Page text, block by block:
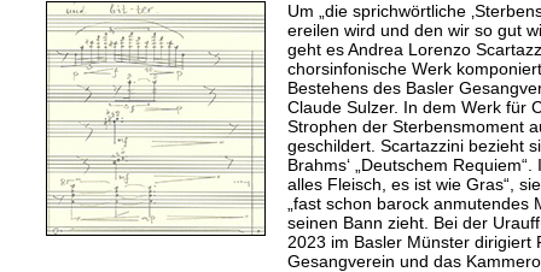
Um „die sprichwörtliche
ereilen wird und den wir so gut
geht es Andrea Lorenzo
chorsinfonische Werk
Bestehens des Basler
Claude Sulzer. In dem Werk für
Strophen der Sterbensmoment
geschildert. Scartazzini bezieht
Brahms‘ „Deutschem
alles Fleisch, es ist wie Gras“,
„fast schon barock anmutendes
seinen Bann zieht. Bei der
2023 im Basler Münster dirigiert
Gesangverein und das